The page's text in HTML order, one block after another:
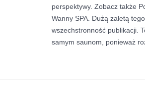
perspektywy. Zobacz także
Wanny SPA. Dużą zaletą
wszechstronność publikacji.
samym saunom, ponieważ